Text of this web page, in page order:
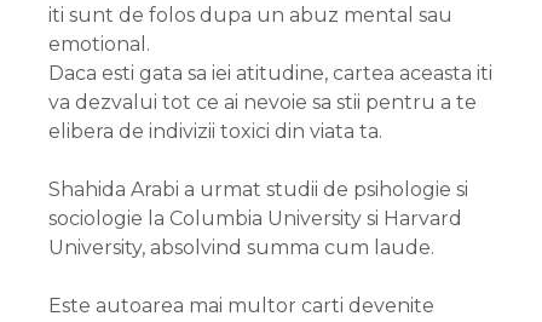
iti sunt de folos dupa un abuz mental sau
emotional.
Daca esti gata sa iei atitudine, cartea aceasta iti
va dezvalui tot ce ai nevoie sa stii pentru a te
elibera de indivizii toxici din viata ta.
Shahida Arabi a urmat studii de psihologie si
sociologie la Columbia University si Harvard
University, absolvind summa cum laude.
Este autoarea mai multor carti devenite